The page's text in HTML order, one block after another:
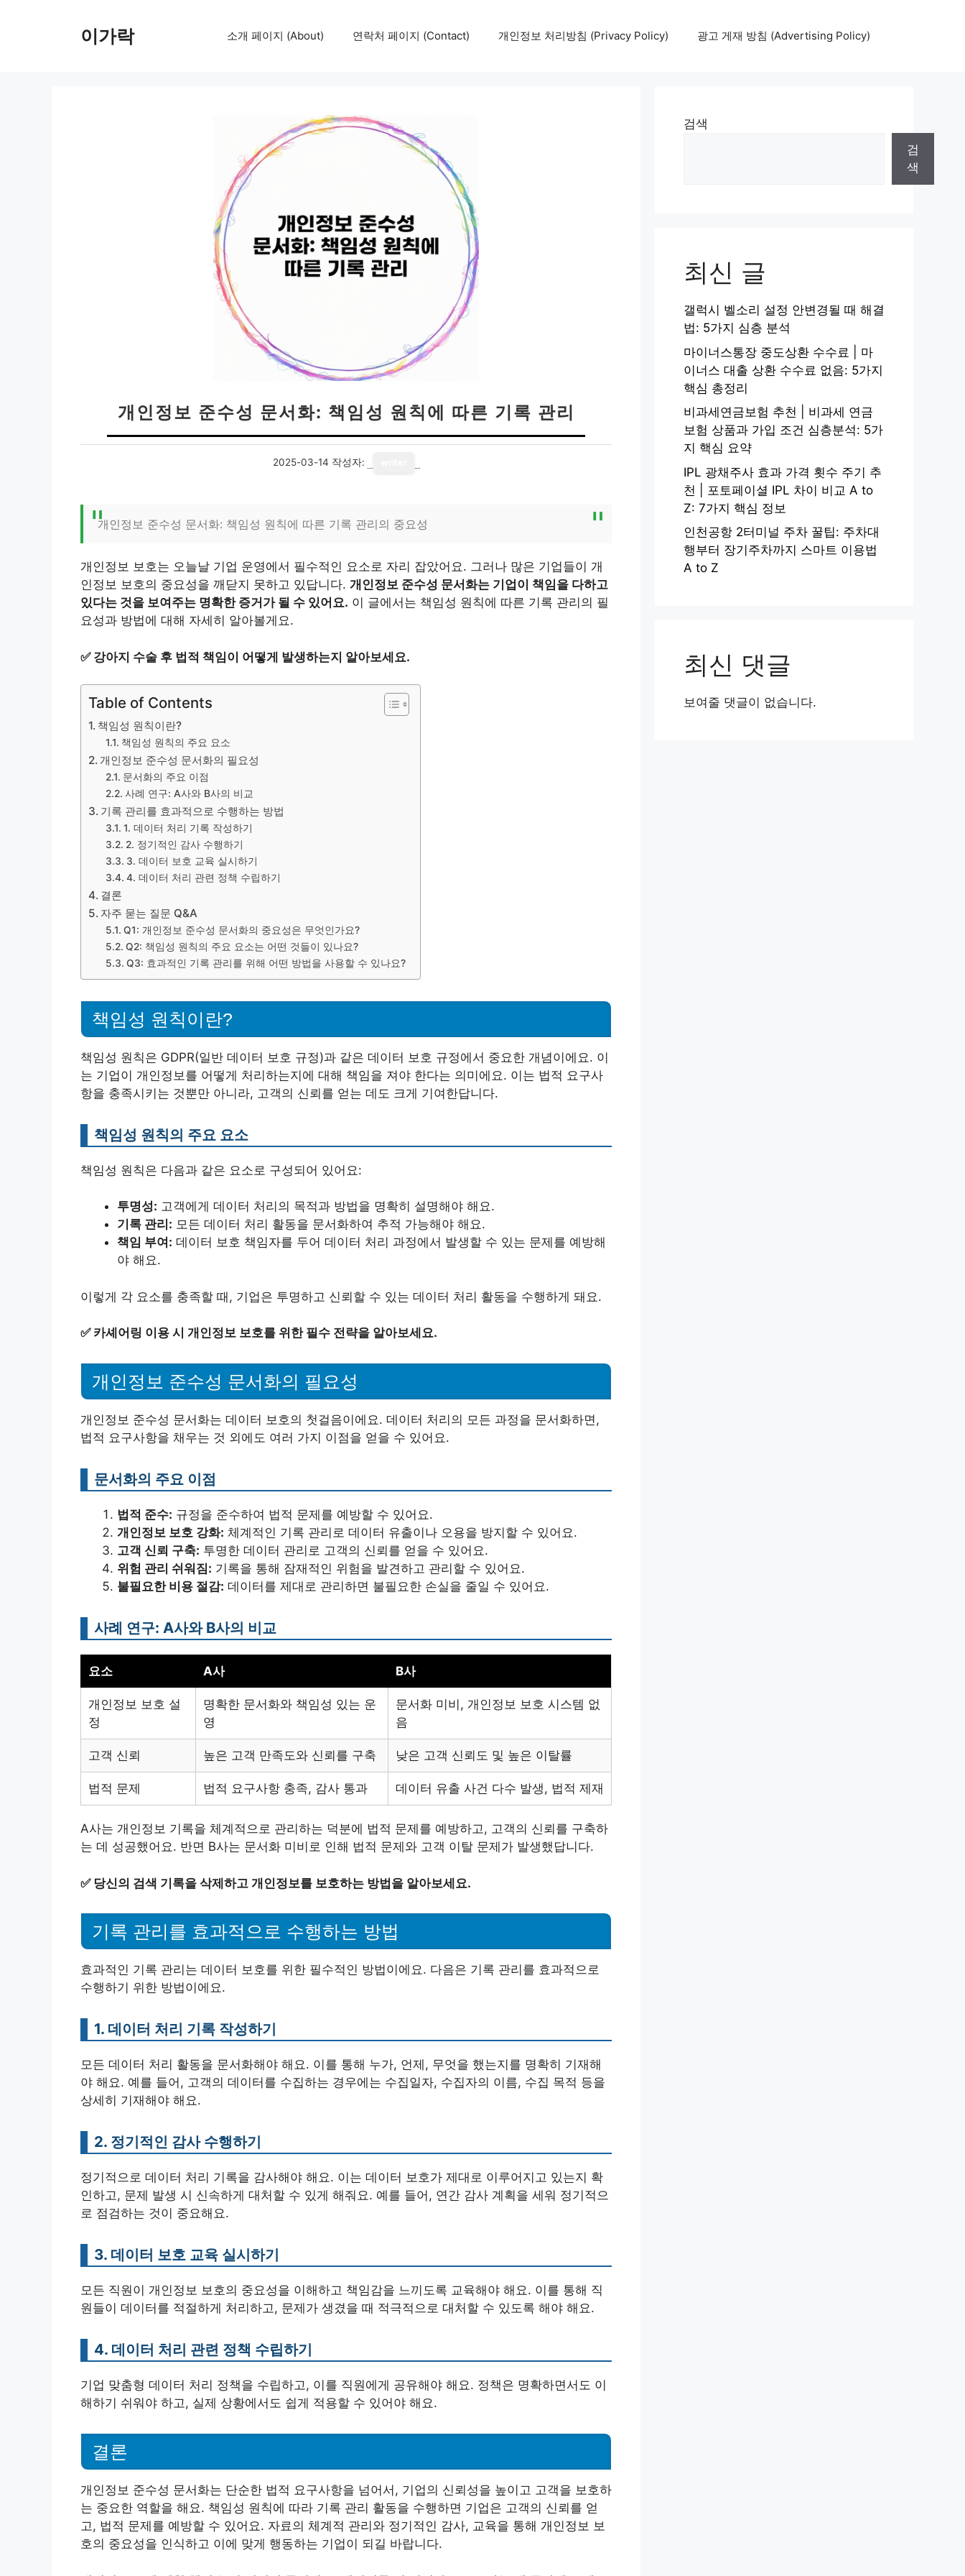
이가락 소개 페이지 (About) 연락처 페이지 (Contact) 개인정보 처리방침 (Privacy Policy) 광고 게재 방침 (Advertising Policy)
개인정보 준수성 문서화: 책임성 원칙에 따른 기록 관리
2025-03-14 작성자:
개인정보 준수성 문서화: 책임성 원칙에 따른 기록 관리의 중요성
개인정보 보호는 오늘날 기업 운영에서 필수적인 요소로 자리 잡았어요. 그러나 많은 기업들이 개
인정보 보호의 중요성을 깨닫지 못하고 있답니다. 개인정보 준수성 문서화는 기업이 책임을 다하고
있다는 것을 보여주는 명확한 증거가 될 수 있어요. 이 글에서는 책임성 원칙에 따른 기록 관리의 필
요성과 방법에 대해 자세히 알아볼게요.
✅ 강아지 수술 후 법적 책임이 어떻게 발생하는지 알아보세요.
Table of Contents
책임성 원칙이란?
책임성 원칙의 주요 요소
개인정보 준수성 문서화의 필요성
문서화의 주요 이점
사례 연구: A사와 B사의 비교
기록 관리를 효과적으로 수행하는 방법
1. 데이터 처리 기록 작성하기
2. 정기적인 감사 수행하기
3. 데이터 보호 교육 실시하기
4. 데이터 처리 관련 정책 수립하기
결론
자주 묻는 질문 Q&A
Q1: 개인정보 준수성 문서화의 중요성은 무엇인가요?
Q2: 책임성 원칙의 주요 요소는 어떤 것들이 있나요?
Q3: 효과적인 기록 관리를 위해 어떤 방법을 사용할 수 있나요?
책임성 원칙이란?
책임성 원칙은 GDPR(일반 데이터 보호 규정)과 같은 데이터 보호 규정에서 중요한 개념이에요. 이
는 기업이 개인정보를 어떻게 처리하는지에 대해 책임을 져야 한다는 의미에요. 이는 법적 요구사
항을 충족시키는 것뿐만 아니라, 고객의 신뢰를 얻는 데도 크게 기여한답니다.
책임성 원칙의 주요 요소
책임성 원칙은 다음과 같은 요소로 구성되어 있어요:
투명성: 고객에게 데이터 처리의 목적과 방법을 명확히 설명해야 해요.
기록 관리: 모든 데이터 처리 활동을 문서화하여 추적 가능해야 해요.
책임 부여: 데이터 보호 책임자를 두어 데이터 처리 과정에서 발생할 수 있는 문제를 예방해
야 해요.
이렇게 각 요소를 충족할 때, 기업은 투명하고 신뢰할 수 있는 데이터 처리 활동을 수행하게 돼요.
✅ 카셰어링 이용 시 개인정보 보호를 위한 필수 전략을 알아보세요.
개인정보 준수성 문서화의 필요성
개인정보 준수성 문서화는 데이터 보호의 첫걸음이에요. 데이터 처리의 모든 과정을 문서화하면,
법적 요구사항을 채우는 것 외에도 여러 가지 이점을 얻을 수 있어요.
문서화의 주요 이점
법적 준수: 규정을 준수하여 법적 문제를 예방할 수 있어요.
개인정보 보호 강화: 체계적인 기록 관리로 데이터 유출이나 오용을 방지할 수 있어요.
고객 신뢰 구축: 투명한 데이터 관리로 고객의 신뢰를 얻을 수 있어요.
위험 관리 쉬워짐: 기록을 통해 잠재적인 위험을 발견하고 관리할 수 있어요.
불필요한 비용 절감: 데이터를 제대로 관리하면 불필요한 손실을 줄일 수 있어요.
사례 연구: A사와 B사의 비교
요소 A사 B사
개인정보 보호 설
정
명확한 문서화와 책임성 있는 운
영
문서화 미비, 개인정보 보호 시스템 없
음
고객 신뢰 높은 고객 만족도와 신뢰를 구축 낮은 고객 신뢰도 및 높은 이탈률
법적 문제 법적 요구사항 충족, 감사 통과 데이터 유출 사건 다수 발생, 법적 제재
A사는 개인정보 기록을 체계적으로 관리하는 덕분에 법적 문제를 예방하고, 고객의 신뢰를 구축하
는 데 성공했어요. 반면 B사는 문서화 미비로 인해 법적 문제와 고객 이탈 문제가 발생했답니다.
✅ 당신의 검색 기록을 삭제하고 개인정보를 보호하는 방법을 알아보세요.
기록 관리를 효과적으로 수행하는 방법
효과적인 기록 관리는 데이터 보호를 위한 필수적인 방법이에요. 다음은 기록 관리를 효과적으로
수행하기 위한 방법이에요.
1. 데이터 처리 기록 작성하기
모든 데이터 처리 활동을 문서화해야 해요. 이를 통해 누가, 언제, 무엇을 했는지를 명확히 기재해
야 해요. 예를 들어, 고객의 데이터를 수집하는 경우에는 수집일자, 수집자의 이름, 수집 목적 등을
상세히 기재해야 해요.
2. 정기적인 감사 수행하기
정기적으로 데이터 처리 기록을 감사해야 해요. 이는 데이터 보호가 제대로 이루어지고 있는지 확
인하고, 문제 발생 시 신속하게 대처할 수 있게 해줘요. 예를 들어, 연간 감사 계획을 세워 정기적으
로 점검하는 것이 중요해요.
3. 데이터 보호 교육 실시하기
모든 직원이 개인정보 보호의 중요성을 이해하고 책임감을 느끼도록 교육해야 해요. 이를 통해 직
원들이 데이터를 적절하게 처리하고, 문제가 생겼을 때 적극적으로 대처할 수 있도록 해야 해요.
4. 데이터 처리 관련 정책 수립하기
기업 맞춤형 데이터 처리 정책을 수립하고, 이를 직원에게 공유해야 해요. 정책은 명확하면서도 이
해하기 쉬워야 하고, 실제 상황에서도 쉽게 적용할 수 있어야 해요.
결론
개인정보 준수성 문서화는 단순한 법적 요구사항을 넘어서, 기업의 신뢰성을 높이고 고객을 보호하
는 중요한 역할을 해요. 책임성 원칙에 따라 기록 관리 활동을 수행하면 기업은 고객의 신뢰를 얻
고, 법적 문제를 예방할 수 있어요. 자료의 체계적 관리와 정기적인 감사, 교육을 통해 개인정보 보
호의 중요성을 인식하고 이에 맞게 행동하는 기업이 되길 바랍니다.
검색
검
색
최신 글
갤럭시 벨소리 설정 안변경될 때 해결
법: 5가지 심층 분석
마이너스통장 중도상환 수수료 | 마
이너스 대출 상환 수수료 없음: 5가지
핵심 총정리
비과세연금보험 추천 | 비과세 연금
보험 상품과 가입 조건 심층분석: 5가
지 핵심 요약
IPL 광채주사 효과 가격 횟수 주기 추
천 | 포토페이셜 IPL 차이 비교 A to
Z: 7가지 핵심 정보
인천공항 2터미널 주차 꿀팁: 주차대
행부터 장기주차까지 스마트 이용법
A to Z
최신 댓글
보여줄 댓글이 없습니다.